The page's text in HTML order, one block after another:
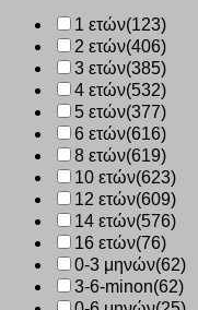
12510004
ποσότητα
1 ετών(123)
2 ετών(406)
3 ετών(385)
4 ετών(532)
5 ετών(377)
6 ετών(616)
8 ετών(619)
10 ετών(623)
12 ετών(609)
14 ετών(576)
16 ετών(76)
0-3 μηνών(62)
3-6-minon(62)